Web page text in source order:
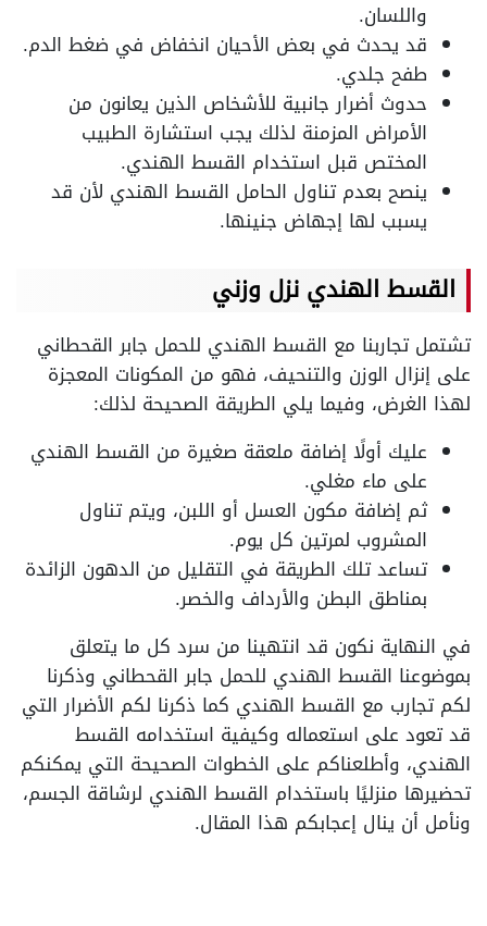
واللسان.
قد يحدث في بعض الأحيان انخفاض في ضغط الدم.
طفح جلدي.
حدوث أضرار جانبية للأشخاص الذين يعانون من
الأمراض المزمنة لذلك يجب استشارة الطبيب
المختص قبل استخدام القسط الهندي.
ينصح بعدم تناول الحامل القسط الهندي لأن قد
يسبب لها إجهاض جنينها.
القسط الهندي نزل وزني
تشتمل تجاربنا مع القسط الهندي للحمل جابر القحطاني
على إنزال الوزن والتنحيف، فهو من المكونات المعجزة
لهذا الغرض، وفيما يلي الطريقة الصحيحة لذلك:
عليك أولًا إضافة ملعقة صغيرة من القسط الهندي
على ماء مغلي.
ثم إضافة مكون العسل أو اللبن، ويتم تناول
المشروب لمرتين كل يوم.
تساعد تلك الطريقة في التقليل من الدهون الزائدة
بمناطق البطن والأرداف والخصر.
في النهاية نكون قد انتهينا من سرد كل ما يتعلق
بموضوعنا القسط الهندي للحمل جابر القحطاني وذكرنا
لكم تجارب مع القسط الهندي كما ذكرنا لكم الأضرار التي
قد تعود على استعماله وكيفية استخدامه القسط
الهندي، وأطلعناكم على الخطوات الصحيحة التي يمكنكم
تحضيرها منزليًا باستخدام القسط الهندي لرشاقة الجسم،
ونأمل أن ينال إعجابكم هذا المقال.